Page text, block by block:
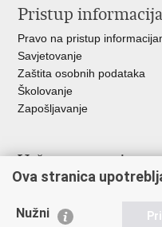
Pristup
Pravo na pristup
Savjetovanje
Zaštita osobnih podataka
Školovanje
Zapošljavanje
Važne poveznice
Ministarstvo unutarnjih
Udruge
Ova stranica
Nužni